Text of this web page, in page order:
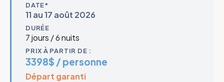
DATE*
11 au 17 août 2026
DURÉE
7 jours / 6 nuits
PRIX À PARTIR DE :
3398$ / personne
Départ garanti